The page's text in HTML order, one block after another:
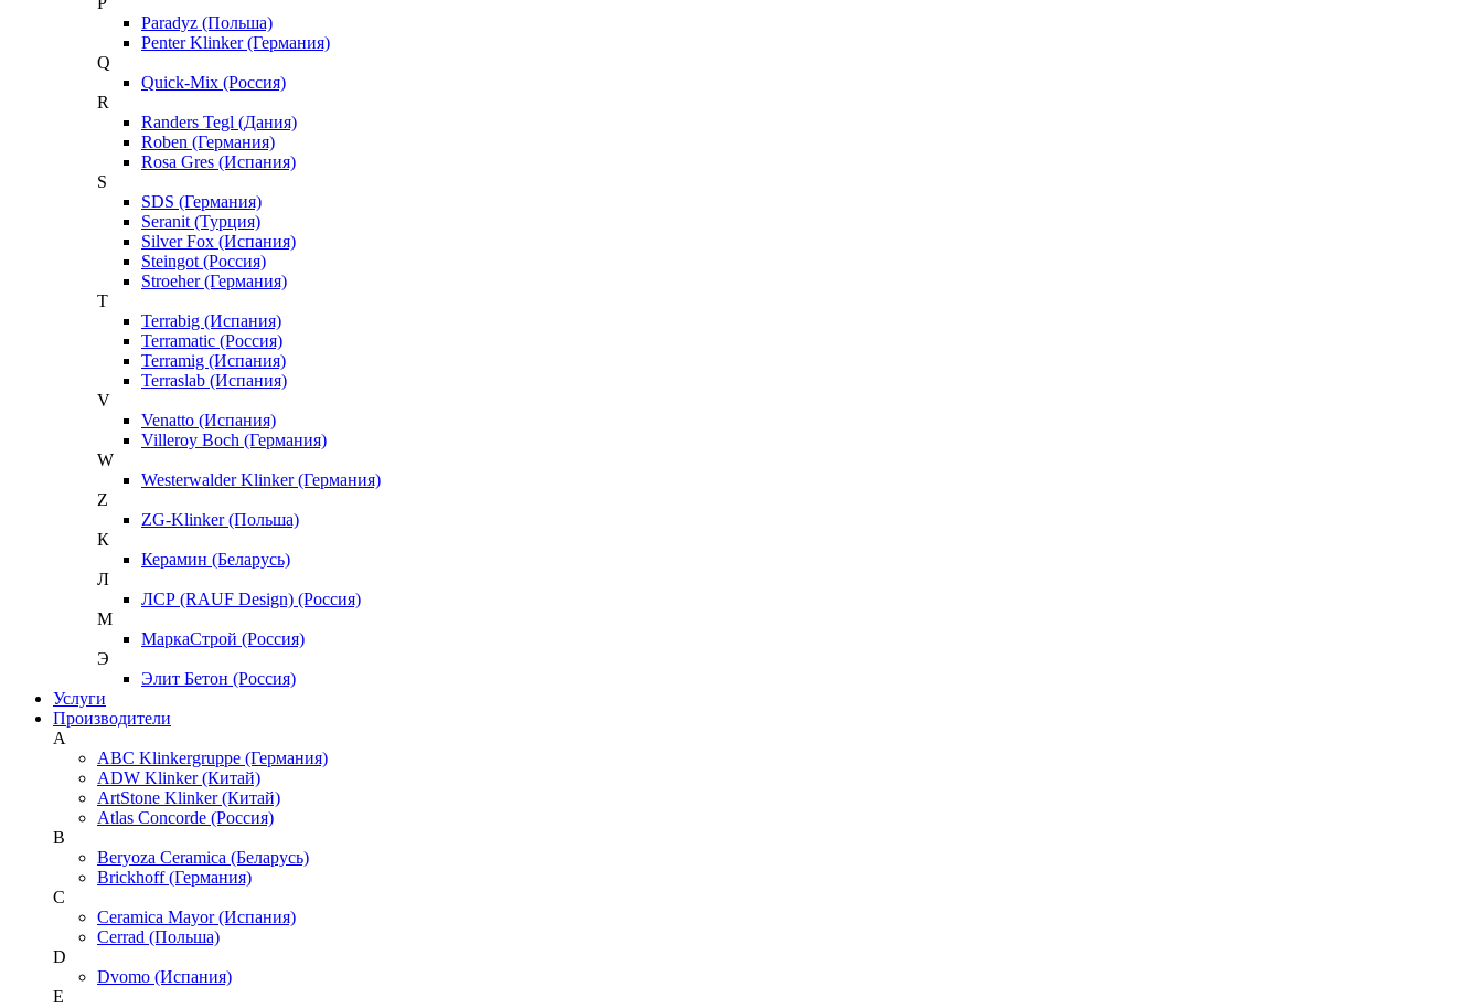
Paradyz (Польша)
Penter Klinker (Германия)
Q
Quick-Mix (Россия)
R
Randers Tegl (Дания)
Roben (Германия)
Rosa Gres (Испания)
S
SDS (Германия)
Seranit (Турция)
Silver Fox (Испания)
Steingot (Россия)
Stroeher (Германия)
T
Terrabig (Испания)
Terramatic (Россия)
Terramig (Испания)
Terraslab (Испания)
V
Venatto (Испания)
Villeroy Boch (Германия)
W
Westerwalder Klinker (Германия)
Z
ZG-Klinker (Польша)
К
Керамин (Беларусь)
Л
ЛСР (RAUF Design) (Россия)
М
МаркаСтрой (Россия)
Э
Элит Бетон (Россия)
Услуги
Производители
A
ABC Klinkergruppe (Германия)
ADW Klinker (Китай)
ArtStone Klinker (Китай)
Atlas Concorde (Россия)
B
Beryoza Ceramica (Беларусь)
Brickhoff (Германия)
C
Ceramica Mayor (Испания)
Cerrad (Польша)
D
Dvomo (Испания)
E